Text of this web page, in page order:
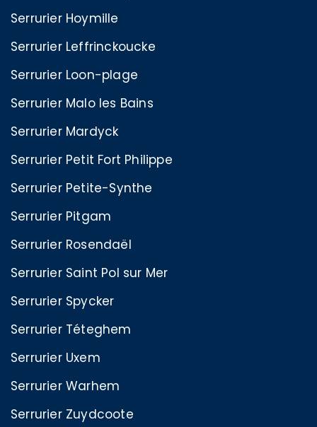
Serrurier Hoymille
Serrurier Leffrinckoucke
Serrurier Loon-plage
Serrurier Malo les Bains
Serrurier Mardyck
Serrurier Petit Fort Philippe
Serrurier Petite-Synthe
Serrurier Pitgam
Serrurier Rosendaël
Serrurier Saint Pol sur Mer
Serrurier Spycker
Serrurier Téteghem
Serrurier Uxem
Serrurier Warhem
Serrurier Zuydcoote